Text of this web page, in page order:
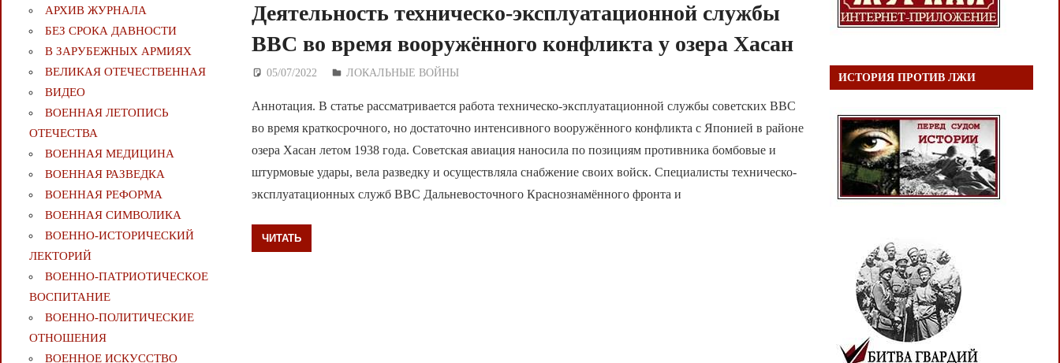
Деятельность техническо-эксплуатационной службы
ВВС во время вооружённого конфликта у озера Хасан
05/07/2022 Дежурный по Редакции
ЛОКАЛЬНЫЕ ВОЙНЫ
Аннотация. В статье рассматривается работа техническо-эксплуатационной службы советских ВВС
во время краткосрочного, но достаточно интенсивного вооружённого конфликта с Японией в районе
озера Хасан летом 1938 года. Советская авиация наносила по позициям противника бомбовые и
штурмовые удары, вела разведку и осуществляла снабжение своих войск. Специалисты техническо-
эксплуатационных служб ВВС Дальневосточного Краснознамённого фронта и
ЧИТАТЬ
АРХИВ ЖУРНАЛА
БЕЗ СРОКА ДАВНОСТИ
В ЗАРУБЕЖНЫХ АРМИЯХ
ВЕЛИКАЯ ОТЕЧЕСТВЕННАЯ
ВИДЕО
ВОЕННАЯ ЛЕТОПИСЬ
ОТЕЧЕСТВА
ВОЕННАЯ МЕДИЦИНА
ВОЕННАЯ РАЗВЕДКА
ВОЕННАЯ РЕФОРМА
ВОЕННАЯ СИМВОЛИКА
ВОЕННО-ИСТОРИЧЕСКИЙ
ЛЕКТОРИЙ
ВОЕННО-ПАТРИОТИЧЕСКОЕ
ВОСПИТАНИЕ
ВОЕННО-ПОЛИТИЧЕСКИE
ОТНОШЕНИЯ
ВОЕННОЕ ИСКУССТВО
ИСТОРИЯ ПРОТИВ ЛЖИ